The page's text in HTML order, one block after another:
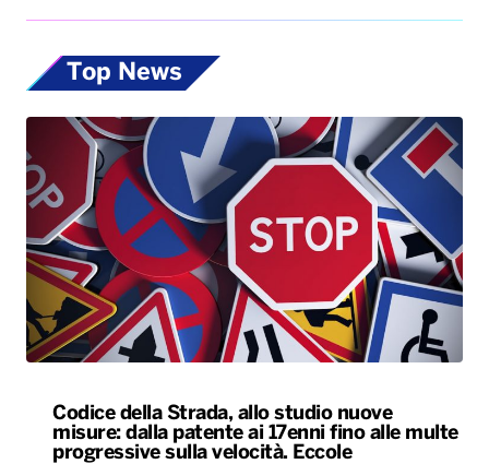
Top News
Codice della Strada, allo studio nuove
misure: dalla patente ai 17enni fino alle multe
progressive sulla velocità. Eccole